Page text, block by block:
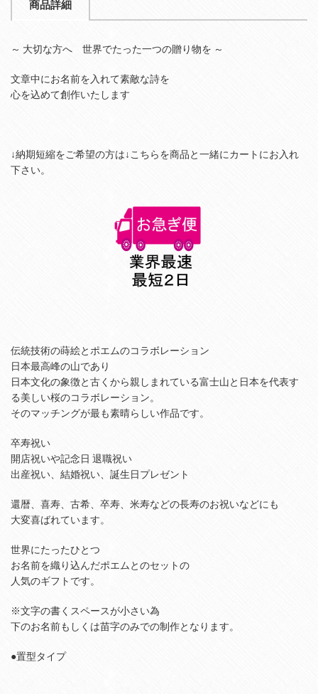
商品詳細
～ 大切な方へ 世界でたった一つの贈り物を ～
文章中にお名前を入れて素敵な詩を
心を込めて創作いたします
↓納期短縮をご希望の方は↓こちらを商品と一緒にカートにお入れ
下さい。
伝統技術の蒔絵とポエムのコラボレーション
日本最高峰の山であり
日本文化の象徴と古くから親しまれている富士山と日本を代表す
る美しい桜のコラボレーション。
そのマッチングが最も素晴らしい作品です。
卒寿祝い
開店祝いや記念日 退職祝い
出産祝い、結婚祝い、誕生日プレゼント
還暦、喜寿、古希、卒寿、米寿などの長寿のお祝いなどにも
大変喜ばれています。
世界にたったひとつ
お名前を織り込んだポエムとのセットの
人気のギフトです。
※文字の書くスペースが小さい為
下のお名前もしくは苗字のみでの制作となります。
●置型タイプ